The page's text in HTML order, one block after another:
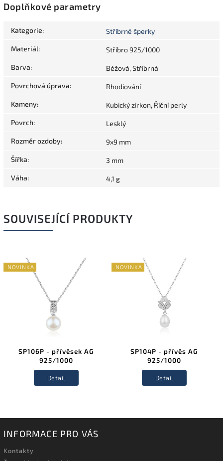
Doplňkové parametry
Kategorie: Stříbrné šperky
Materiál: Stříbro 925/1000
Barva: Béžová, Stříbrná
Povrchová úprava: Rhodiování
Kameny: Kubický zirkon, Říční perly
Povrch: Lesklý
Rozměr ozdoby: 9x9 mm
Šířka: 3 mm
Váha: 4,1 g
SOUVISEJÍCÍ PRODUKTY
NOVINKA
SP106P - přívěsek AG
925/1000
Detail
NOVINKA
SP104P - přívěs AG
925/1000
Detail
INFORMACE PRO VÁS
Kontakty